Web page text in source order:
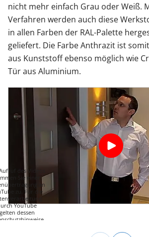
nicht mehr einfach Grau oder Weiß.
Verfahren werden auch diese
in allen Farben der RAL-Palette
geliefert. Die Farbe Anthrazit ist
aus Kunststoff ebenso möglich wie
Tür aus Aluminium.
des Videos
Sie einer
an
zu. Für die
YouTube
dessen